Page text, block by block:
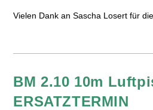
Vielen Dank an Sascha Losert für
BM 2.10 10m
ERSATZTERMIN